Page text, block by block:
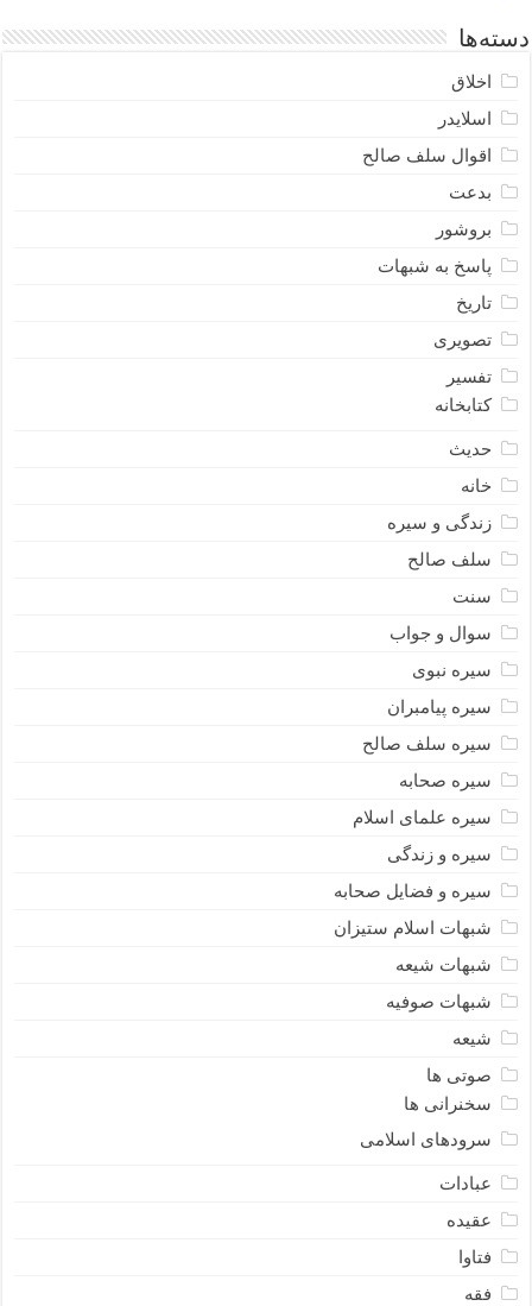
دسته‌ها
اخلاق
اسلایدر
اقوال سلف صالح
بدعت
بروشور
پاسخ به شبهات
تاریخ
تصویری
تفسیر
کتابخانه
حدیث
خانه
زندگی و سیره
سلف صالح
سنت
سوال و جواب
سیره نبوى
سیره پیامبران
سیره سلف صالح
سیره صحابه
سیره علمای اسلام
سیره و زندگی
سیره و فضایل صحابه
شبهات اسلام ستیزان
شبهات شیعه
شبهات صوفیه
شیعه
صوتی ها
سخنرانی ها
سرودهای اسلامی
عبادات
عقیده
فتاوا
فقه